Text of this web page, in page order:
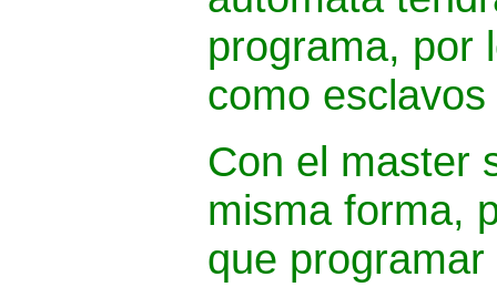
programa, por
como
Con el master
misma forma,
que